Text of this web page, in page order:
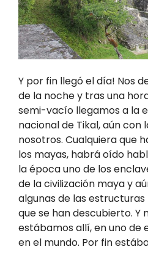
Y por fin llegó el día! Nos
de la noche y tras una
semi-vacío llegamos a la
nacional de Tikal, aún con
nosotros. Cualquiera que
los mayas, habrá oído
la época uno de los
de la civilización maya y
algunas de las
que se han descubierto. Y
estábamos allí, en uno de
en el mundo. Por fin